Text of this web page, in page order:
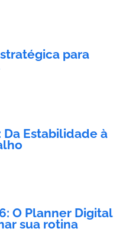
para
Da Estabilidade à
O Planner Digital
sua rotina